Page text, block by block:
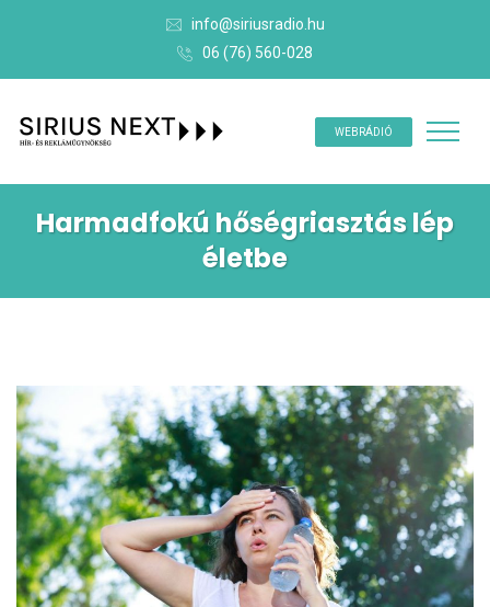
info@siriusradio.hu
06 (76) 560-028
WEBRÁDIÓ
Harmadfokú hőségriasztás lép
életbe